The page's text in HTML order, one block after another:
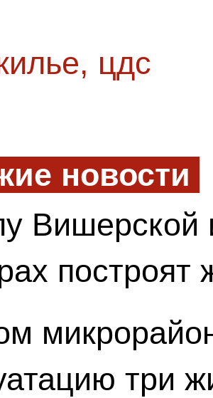
, цдс
новости
Вишерской
построят
три